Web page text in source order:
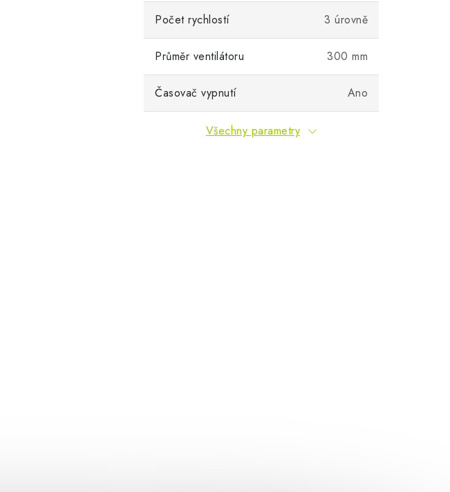
Počet rychlostí 3 úrovně
Průměr ventilátoru 300 mm
Časovač vypnutí Ano
Všechny parametry